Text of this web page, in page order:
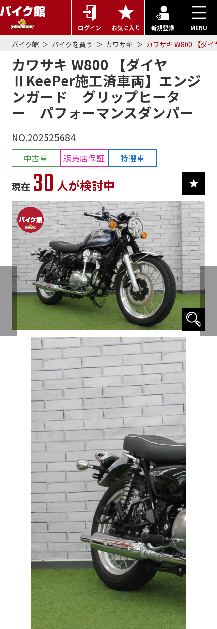
ログイン お気に入り 新規登録 MENU
バイク館 バイクを買う カワサキ カワサキ W800 【ダ
カワサキ W800 【ダイヤ
ⅡKeePer施工済車両】エンジ
ンガード グリップヒータ
ー パフォーマンスダンパー
NO.202525684
中古車 販売店保証 特選車
現在 30 人が検討中